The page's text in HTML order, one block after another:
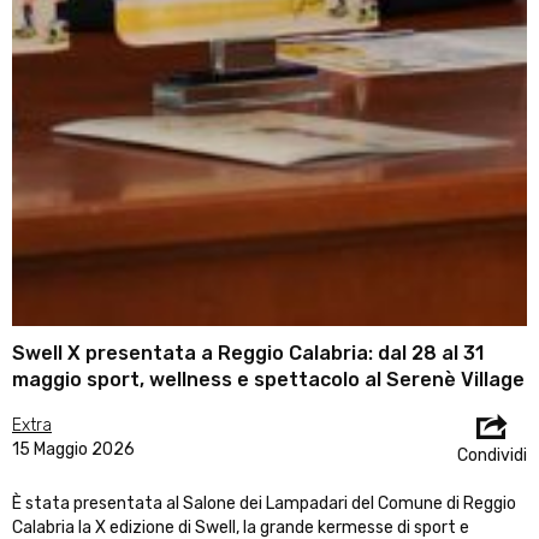
Swell X presentata a Reggio Calabria: dal 28 al 31
maggio sport, wellness e spettacolo al Serenè Village
Extra
15 Maggio 2026
Condividi
È stata presentata al Salone dei Lampadari del Comune di Reggio
Calabria la X edizione di Swell, la grande kermesse di sport e